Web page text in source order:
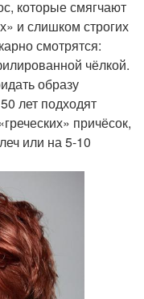
которые смягчают
и слишком строгих
смотрятся:
чёлкой.
образу
лет подходят
причёсок,
или на 5-10